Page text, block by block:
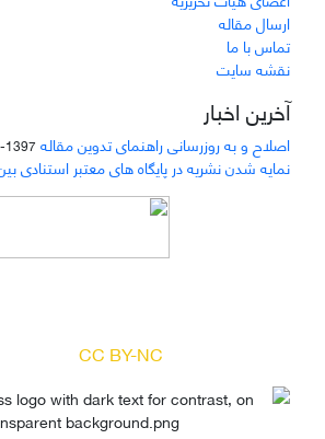
ارسال مقاله
تماس با ما
نقشه سایت
آخرین اخبار
اصلاح و به روزرسانی راهنمای تدوین مقاله 1397-02-24
نمایه شدن نشریه در پایگاه های معتبر استنادی
CC BY-NC